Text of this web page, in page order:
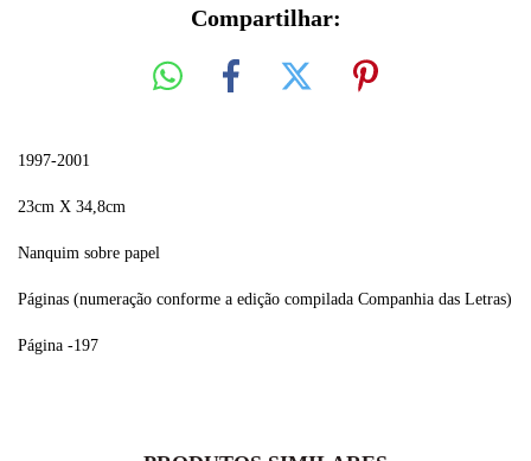
Compartilhar:
1997-2001
23cm X 34,8cm
Nanquim sobre papel
Páginas (numeração conforme a edição compilada Companhia das Letras)
Página -197